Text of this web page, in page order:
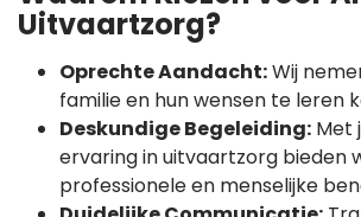
Uitvaartzorg?
Oprechte Aandacht:Wij
familie en hun wensen te leren
Deskundige Begeleiding: Met
ervaring in uitvaartzorg bieden
professionele en menselijke